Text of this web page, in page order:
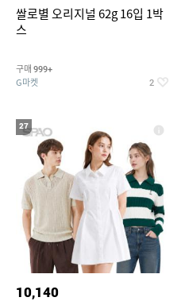
쌀로별 오리지널 62g 16입 1박
스
구매 999+
G마켓 2
27
10,140